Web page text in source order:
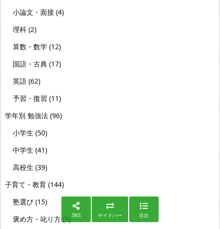
小論文・面接 (4)
理科 (2)
算数・数学 (12)
国語・古典 (17)
英語 (62)
予習・復習 (11)
学年別 勉強法 (96)
小学生 (50)
中学生 (41)
高校生 (39)
子育て・教育 (144)
塾選び (15)
褒め方・叱り方(9)SNS サイドバー 目次